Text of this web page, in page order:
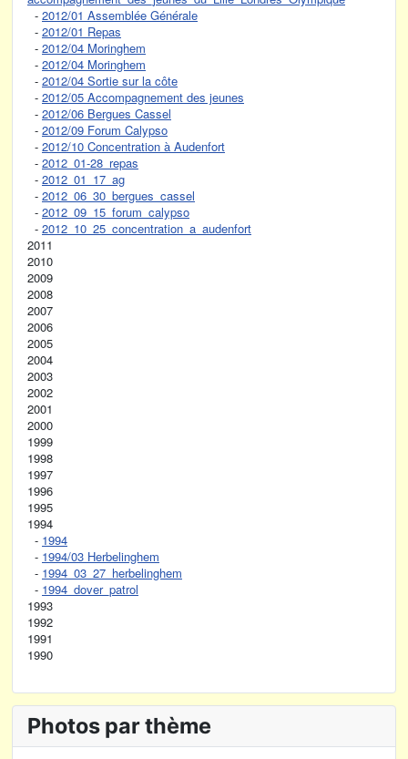
- 2012/01 Assemblée Générale
- 2012/01 Repas
- 2012/04 Moringhem
- 2012/04 Moringhem
- 2012/04 Sortie sur la côte
- 2012/05 Accompagnement des jeunes
- 2012/06 Bergues Cassel
- 2012/09 Forum Calypso
- 2012/10 Concentration à Audenfort
- 2012_01-28_repas
- 2012_01_17_ag
- 2012_06_30_bergues_cassel
- 2012_09_15_forum_calypso
- 2012_10_25_concentration_a_audenfort
2011
2010
2009
2008
2007
2006
2005
2004
2003
2002
2001
2000
1999
1998
1997
1996
1995
1994
- 1994
- 1994/03 Herbelinghem
- 1994_03_27_herbelinghem
- 1994_dover_patrol
1993
1992
1991
1990
Photos par thème